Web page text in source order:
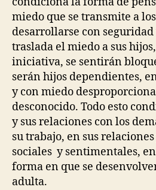
miedo que se transmite a
desarrollarse con
traslada el miedo a sus
iniciativa, se sentirán
serán hijos dependientes,
y con miedo
desconocido. Todo esto
y sus relaciones con los
su trabajo, en sus
sociales y sentimentales,
forma en que se
adulta.